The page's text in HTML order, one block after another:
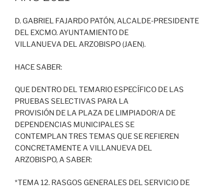
D. GABRIEL FAJARDO PATÓN, ALCALDE‐PRESIDENTE
DEL EXCMO. AYUNTAMIENTO DE
VILLANUEVA DEL ARZOBISPO (JAEN).
HACE SABER:
QUE DENTRO DEL TEMARIO ESPECÍFICO DE LAS
PRUEBAS SELECTIVAS PARA LA
PROVISIÓN DE LA PLAZA DE LIMPIADOR/A DE
DEPENDENCIAS MUNICIPALES SE
CONTEMPLAN TRES TEMAS QUE SE REFIEREN
CONCRETAMENTE A VILLANUEVA DEL
ARZOBISPO, A SABER:
*TEMA 12. RASGOS GENERALES DEL SERVICIO DE